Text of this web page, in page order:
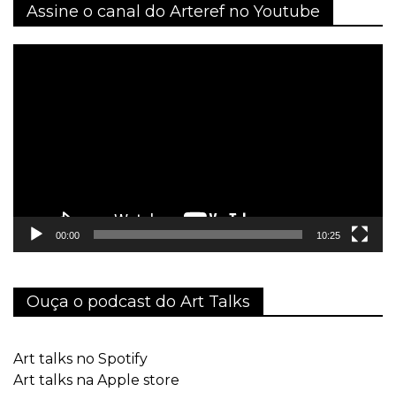
Assine o canal do Arteref no Youtube
00:00 10:25
Ouça o podcast do Art Talks
Art talks no Spotify
Art talks na Apple store